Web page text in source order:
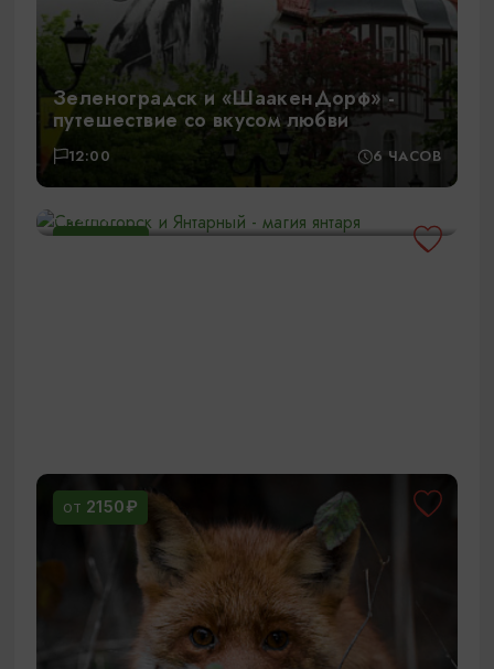
Зеленоградск и «ШаакенДорф» -
путешествие со вкусом любви
12:00 6 ЧАСОВ
1850₽
Светлогорск и Янтарный - магия
янтаря
08:45
ОТ 2150₽